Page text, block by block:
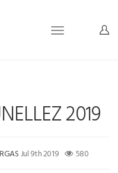
Toggle
2019
Jul 9th 2019 580